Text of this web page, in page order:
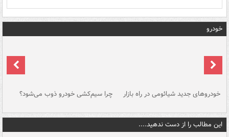
خودرو
خودروهای جدید شیائومی در راه بازار چرا سیم‌کشی خودرو ذوب می‌شود؟
این مطالب را از دست ندهید....